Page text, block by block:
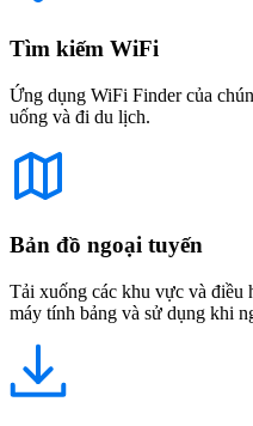
Tìm kiếm WiFi
Ứng dụng WiFi Finder của
uống và đi du lịch.
Bản đồ ngoại tuyến
Tải xuống các khu vực và điều
máy tính bảng và sử dụng khi